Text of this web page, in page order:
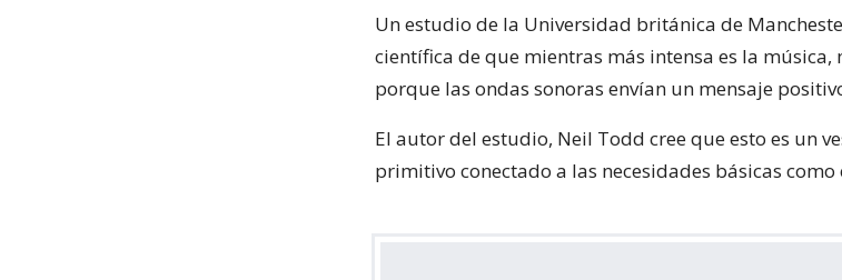
Un estudio de la Universidad británica de
científica de que mientras más intensa es la música,
porque las ondas sonoras envían un mensaje
El autor del estudio, Neil Todd cree que esto es un
primitivo conectado a las necesidades básicas como